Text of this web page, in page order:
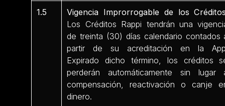
1.5
Vigencia Improrrogable de los
Los Créditos Rappi tendrán una
de treinta (30) días calendario contados
partir de su acreditación en la
Expirado dicho término, los créditos
perderán automáticamente sin lugar
compensación, reactivación o canje
dinero.